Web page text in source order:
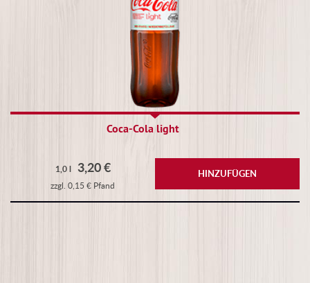
Coca-Cola light
1,0 l 3,20 €
zzgl. 0,15 € Pfand
HINZUFÜGEN